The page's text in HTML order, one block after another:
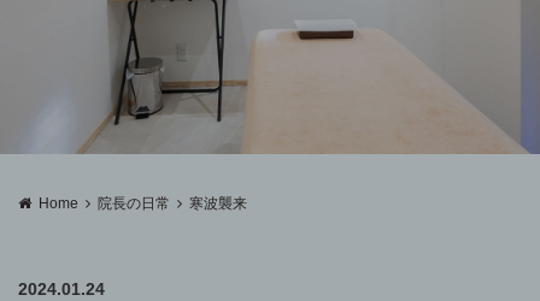
Home 院長の日常 寒波襲来
2024.01.24